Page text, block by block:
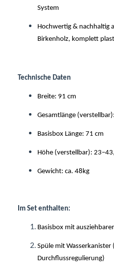
System
Hochwertig & nachhaltig
Birkenholz, komplett
Technische Daten
Breite: 91 cm
Gesamtlänge
Basisbox Länge: 71 cm
Höhe (verstellbar):
Gewicht: ca. 48kg
Im Set enthalten:
Basisbox mit
Spüle mit
Durchflussregulierung)